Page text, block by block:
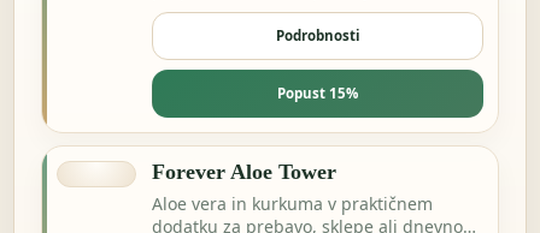
Podrobnosti
Popust 15%
Forever Aloe Tower
Aloe vera in kurkuma v praktičnem
dodatku za prebavo, sklepe ali dnevno